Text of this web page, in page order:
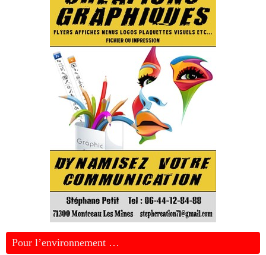
Pour l’environnement …